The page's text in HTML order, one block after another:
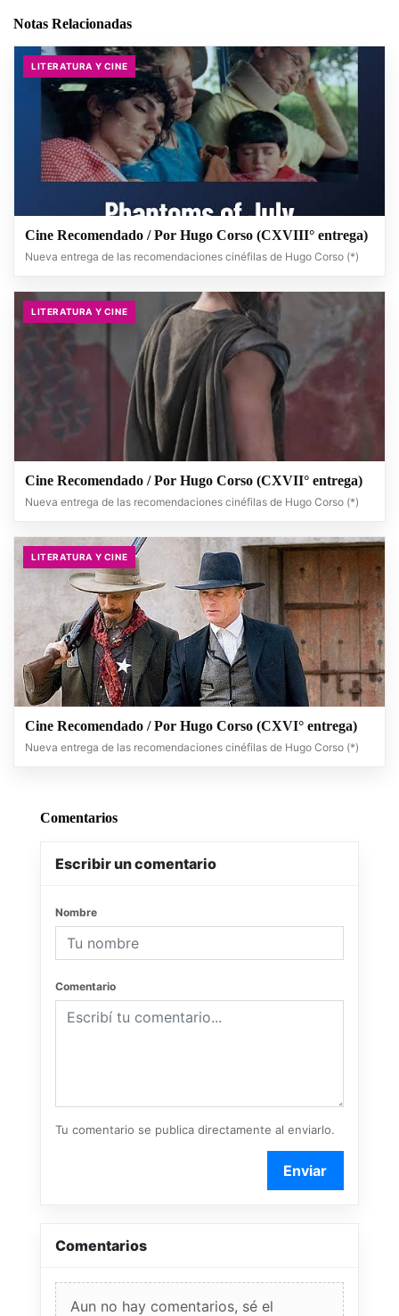
Notas Relacionadas
LITERATURA Y CINE
Cine Recomendado / Por Hugo Corso (CXVIII° entrega)
Nueva entrega de las recomendaciones cinéfilas de Hugo Corso (*)
LITERATURA Y CINE
Cine Recomendado / Por Hugo Corso (CXVII° entrega)
Nueva entrega de las recomendaciones cinéfilas de Hugo Corso (*)
LITERATURA Y CINE
Cine Recomendado / Por Hugo Corso (CXVI° entrega)
Nueva entrega de las recomendaciones cinéfilas de Hugo Corso (*)
Comentarios
Escribir un comentario
Nombre
Comentario
Tu comentario se publica directamente al enviarlo.
Enviar
Comentarios
Aun no hay comentarios, sé el